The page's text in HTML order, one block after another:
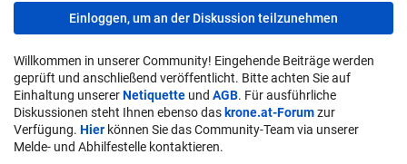
Einloggen, um an der Diskussion teilzunehmen
Willkommen in unserer Community! Eingehende Beiträge werden
geprüft und anschließend veröffentlicht. Bitte achten Sie auf
Einhaltung unsererNetiquette und AGB. Für ausführliche
Diskussionen steht Ihnen ebenso daskrone.at-Forumzur
Verfügung. Hier können Sie das Community-Team via unserer
Melde- und Abhilfestelle kontaktieren.